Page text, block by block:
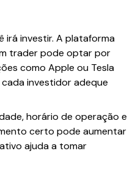
irá investir. A plataforma
trader pode optar por
como Apple ou Tesla
investidor adeque
horário de operação e
certo pode aumentar
ajuda a tomar